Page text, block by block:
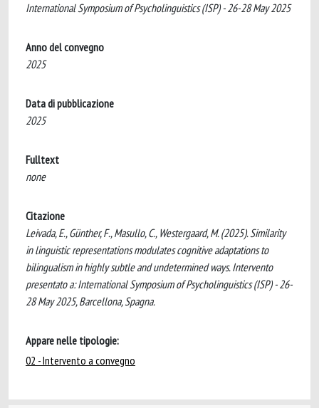
International Symposium of Psycholinguistics (ISP) - 26-28 May 2025
Anno del convegno
2025
Data di pubblicazione
2025
Fulltext
none
Citazione
Leivada, E., Günther, F., Masullo, C., Westergaard, M. (2025). Similarity
in linguistic representations modulates cognitive adaptations to
bilingualism in highly subtle and undetermined ways. Intervento
presentato a: International Symposium of Psycholinguistics (ISP) - 26-
28 May 2025, Barcellona, Spagna.
Appare nelle tipologie:
02 - Intervento a convegno